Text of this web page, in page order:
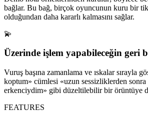
bağlar. Bu bağ, birçok oyuncunun kuru bir tik
olduğundan daha kararlı kalmasını sağlar.
💫
Üzerinde işlem yapabileceğin geri
Vuruş başına zamanlama ve ıskalar sırayla
koptum» cümlesi «uzun sessizliklerden
erkenciydim» gibi düzeltilebilir bir örüntüye
FEATURES